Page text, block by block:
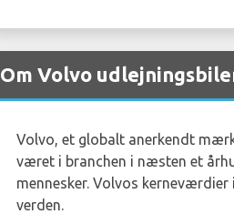
Om Volvo
Volvo, et globalt anerkendt
været i branchen i næsten et
mennesker. Volvos
verden.